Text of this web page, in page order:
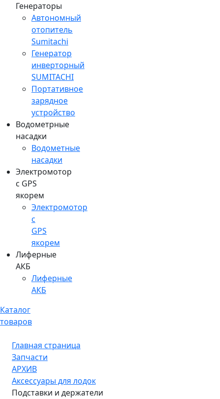
Генераторы
Автономный
отопитель
Sumitachi
Генератор
инверторный
SUMITACHI
Портативное
зарядное
устройство
Водометрные
насадки
Водометные
насадки
Электромотор
c GPS
якорем
Электромотор
c
GPS
якорем
Лиферные
АКБ
Лиферные
АКБ
Каталог
товаров
Главная страница
Запчасти
АРХИВ
Аксессуары для лодок
Подставки и держатели